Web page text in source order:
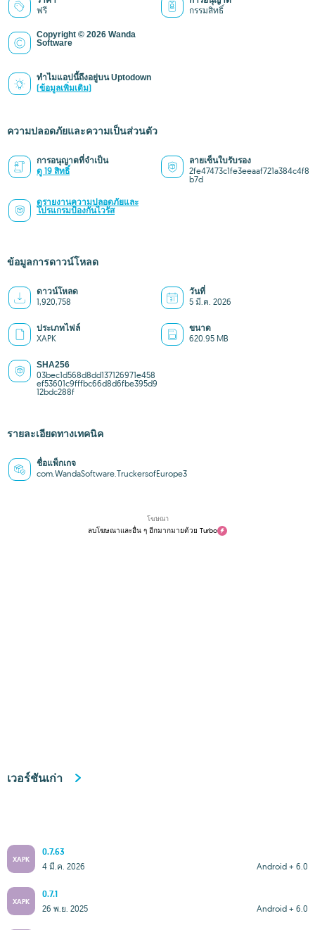
ฟรี กรรมสิทธิ์
Copyright © 2026 Wanda
Software
ทำไมแอปนี้ถึงอยู่บน Uptodown
(ข้อมูลเพิ่มเติม)
ความปลอดภัยและความเป็นส่วนตัว
การอนุญาตที่จำเป็น
ดู 19 สิทธิ์
ลายเซ็นใบรับรอง
2fe47473c1fe3eeaaf721a384c4f8
b7d
ดูรายงานความปลอดภัยและ
โปรแกรมป้องกันไวรัส
ข้อมูลการดาวน์โหลด
ดาวน์โหลด
1,920,758
วันที่
5 มี.ค. 2026
ประเภทไฟล์
XAPK
ขนาด
620.95 MB
SHA256
03bec1d568d8dd137126971e458
ef53601c9fffbc66d8d6fbe395d9
12bdc288f
รายละเอียดทางเทคนิค
ชื่อแพ็กเกจ
com.WandaSoftware.TruckersofEurope3
โฆษณา
ลบโฆษณาและอื่น ๆ อีกมากมายด้วย Turbo
เวอร์ชันเก่า
XAPK
0.7.63
Android + 6.0
4 มี.ค. 2026
XAPK
0.7.1
Android + 6.0
26 พ.ย. 2025